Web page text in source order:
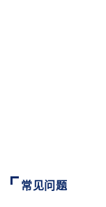
常见问题